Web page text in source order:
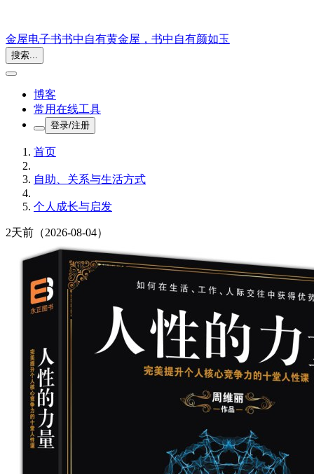
金屋电子书书中自有黄金屋，书中自有颜如玉
搜索...
博客
常用在线工具
登录/注册
首页
自助、关系与生活方式
个人成长与启发
2天前 （2026-08-04）